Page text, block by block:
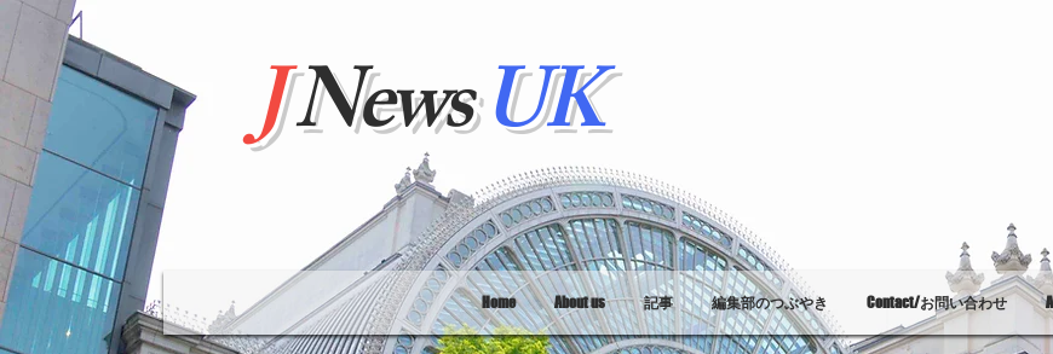
JNewsUK
Home About us 記事 編集部のつぶやき Contact/お問い合わせ